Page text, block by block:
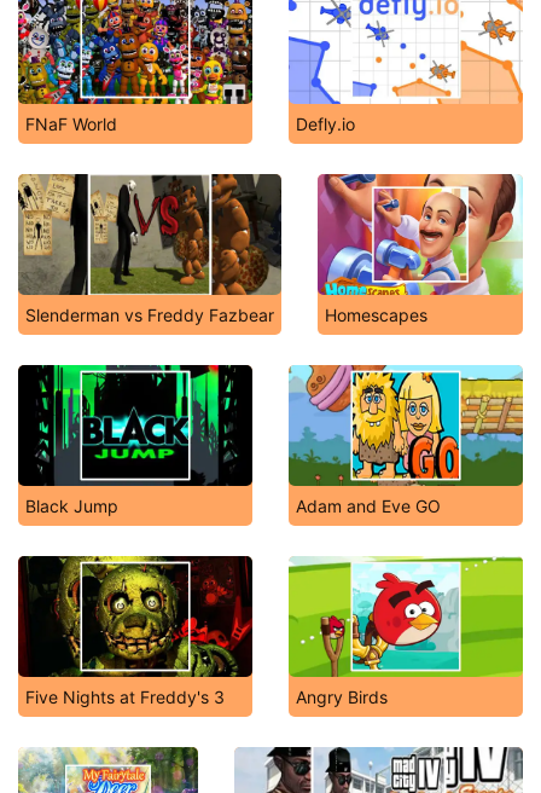
FNaF World Defly.io
Slenderman vs Freddy Fazbear Homescapes
Black Jump Adam and Eve GO
Five Nights at Freddy's 3 Angry Birds